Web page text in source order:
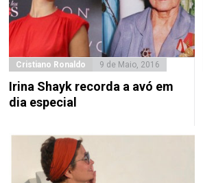
Cristiano Ronaldo 9 de Maio, 2016
Irina Shayk recorda a avó em
dia especial